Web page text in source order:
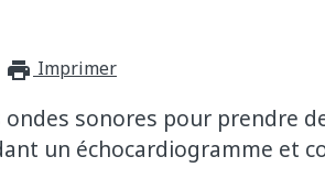
Imprimer
sonores pour prendre
un échocardiogramme et